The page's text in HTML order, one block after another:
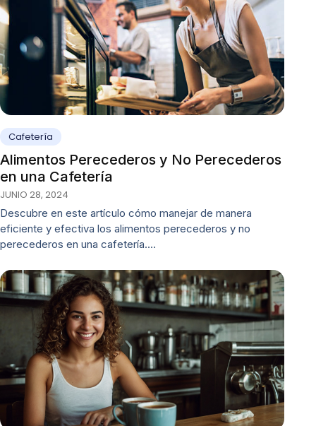
Cafetería
Alimentos Perecederos y No Perecederos
en una Cafetería
JUNIO 28, 2024
Descubre en este artículo cómo manejar de manera
eficiente y efectiva los alimentos perecederos y no
perecederos en una cafetería.…